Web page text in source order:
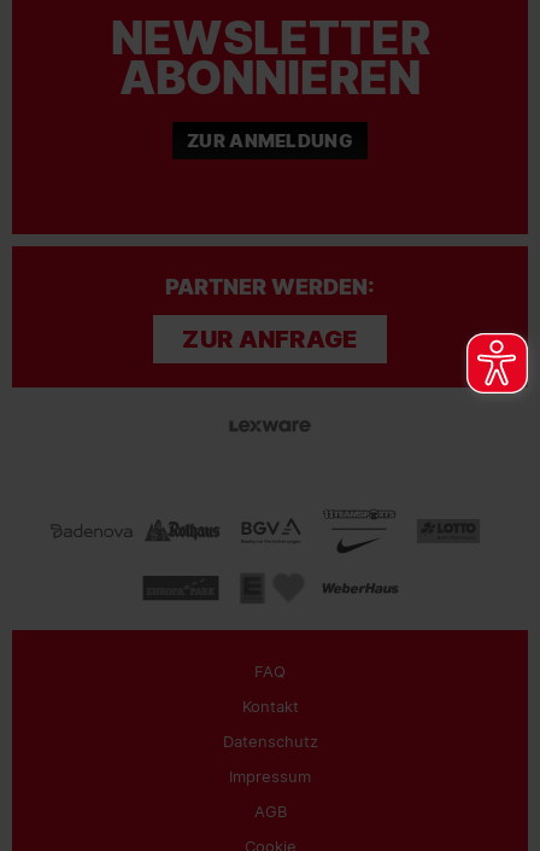
NEWSLETTER
ABONNIEREN
ZUR ANMELDUNG
PARTNER WERDEN:
ZUR ANFRAGE
FAQ
Kontakt
Datenschutz
Impressum
AGB
Cookie